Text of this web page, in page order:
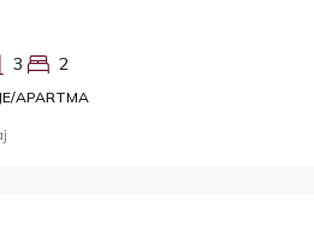
3 2
APARTMA